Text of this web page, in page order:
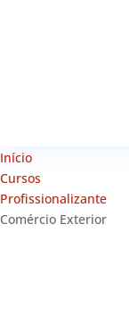
Início
Cursos
Profissionalizante
Comércio Exterior